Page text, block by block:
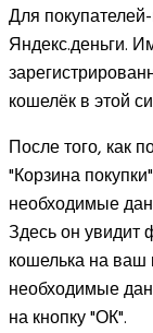
Для
Яндекс.деньги.
кошелёк в этой
После того, как
"Корзина
необходимые
Здесь он увидит
кошелька на ваш
необходимые
на кнопку "ОК".